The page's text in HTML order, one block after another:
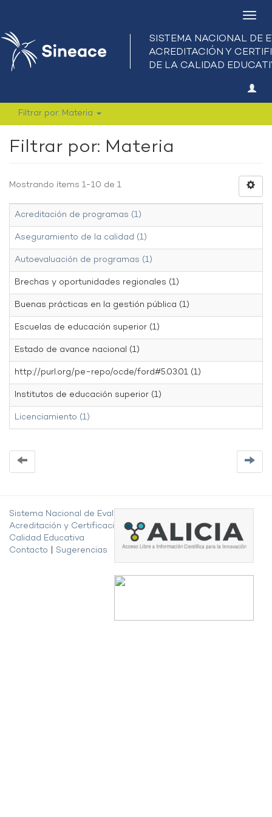
Filtrar por: Materia
Filtrar por: Materia
Mostrando ítems 1-10 de 1
Acreditación de programas (1)
Aseguramiento de la calidad (1)
Autoevaluación de programas (1)
Brechas y oportunidades regionales (1)
Buenas prácticas en la gestión pública (1)
Escuelas de educación superior (1)
Estado de avance nacional (1)
http://purl.org/pe-repo/ocde/ford#5.03.01 (1)
Institutos de educación superior (1)
Licenciamiento (1)
Sistema Nacional de Evaluación,
Acreditación y Certificación de la
Calidad Educativa
Contacto
Sugerencias